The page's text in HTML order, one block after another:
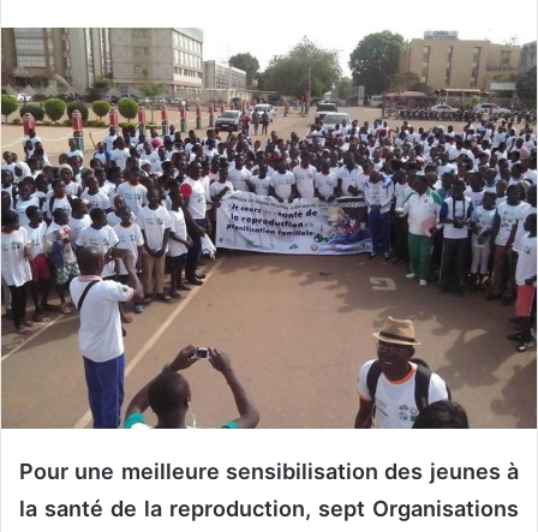
v
o
y
e
r
u
n
c
o
u
r
r
i
e
Pour une meilleure sensibilisation des jeunes à
la santé de la reproduction, sept Organisations